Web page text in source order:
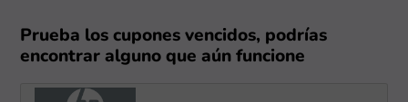
Prueba los cupones vencidos, podrías
encontrar alguno que aún funcione